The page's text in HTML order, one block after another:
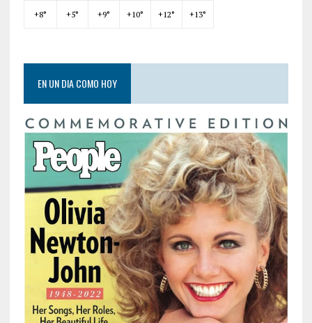
+8° +5° +9° +10° +12° +13°
EN UN DIA COMO HOY